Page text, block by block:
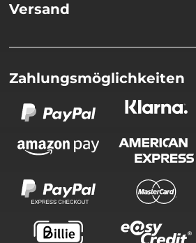
Versand
Zahlungsmöglichkeiten